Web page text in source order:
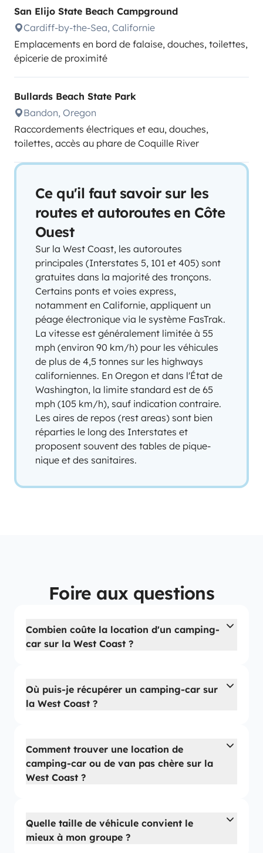
San Elijo State Beach Campground
Cardiff-by-the-Sea, Californie
Emplacements en bord de falaise, douches, toilettes,
épicerie de proximité
Bullards Beach State Park
Bandon, Oregon
Raccordements électriques et eau, douches,
toilettes, accès au phare de Coquille River
Ce qu'il faut savoir sur les
routes et autoroutes en Côte
Ouest
Sur la West Coast, les autoroutes
principales (Interstates 5, 101 et 405) sont
gratuites dans la majorité des tronçons.
Certains ponts et voies express,
notamment en Californie, appliquent un
péage électronique via le système FasTrak.
La vitesse est généralement limitée à 55
mph (environ 90 km/h) pour les véhicules
de plus de 4,5 tonnes sur les highways
californiennes. En Oregon et dans l'État de
Washington, la limite standard est de 65
mph (105 km/h), sauf indication contraire.
Les aires de repos (rest areas) sont bien
réparties le long des Interstates et
proposent souvent des tables de pique-
nique et des sanitaires.
Foire aux questions
Combien coûte la location d'un camping-
car sur la West Coast ?
Où puis-je récupérer un camping-car sur
la West Coast ?
Comment trouver une location de
camping-car ou de van pas chère sur la
West Coast ?
Quelle taille de véhicule convient le
mieux à mon groupe ?